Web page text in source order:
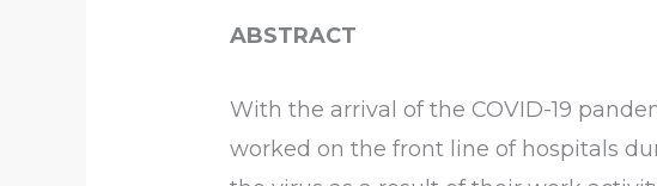
ABSTRACT
With the arrival of the COVID-19
worked on the front line of hospitals